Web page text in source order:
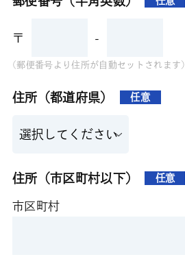
〒 -
(郵便番号より住所が自動セットされます)
住所（都道府県） 任意
住所（市区町村以下） 任意
市区町村